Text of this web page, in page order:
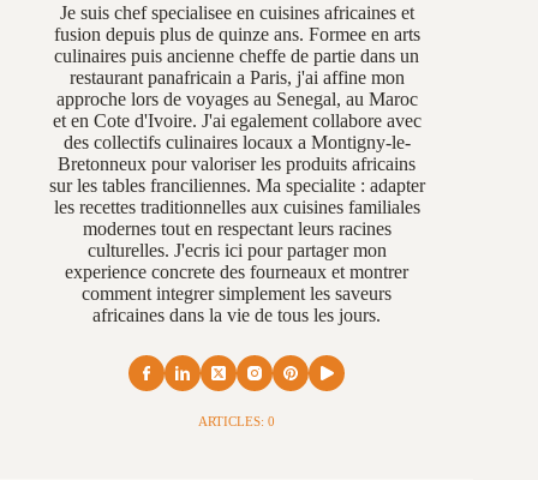
Je suis chef specialisee en cuisines africaines et
fusion depuis plus de quinze ans. Formee en arts
culinaires puis ancienne cheffe de partie dans un
restaurant panafricain a Paris, j'ai affine mon
approche lors de voyages au Senegal, au Maroc
et en Cote d'Ivoire. J'ai egalement collabore avec
des collectifs culinaires locaux a Montigny-le-
Bretonneux pour valoriser les produits africains
sur les tables franciliennes. Ma specialite : adapter
les recettes traditionnelles aux cuisines familiales
modernes tout en respectant leurs racines
culturelles. J'ecris ici pour partager mon
experience concrete des fourneaux et montrer
comment integrer simplement les saveurs
africaines dans la vie de tous les jours.
ARTICLES: 0